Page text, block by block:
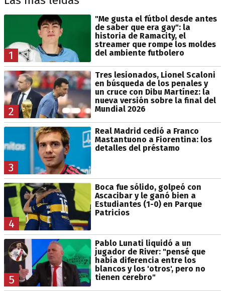
1
"Me gusta el fútbol desde antes
de saber que era gay": la
historia de Ramacity, el
streamer que rompe los moldes
del ambiente futbolero
2
Tres lesionados, Lionel Scaloni
en búsqueda de los penales y
un cruce con Dibu Martínez: la
nueva versión sobre la final del
Mundial 2026
3
Real Madrid cedió a Franco
Mastantuono a Fiorentina: los
detalles del préstamo
4
Boca fue sólido, golpeó con
Ascacibar y le ganó bien a
Estudiantes (1-0) en Parque
Patricios
5
Pablo Lunati liquidó a un
jugador de River: "pensé que
había diferencia entre los
blancos y los 'otros', pero no
tienen cerebro"